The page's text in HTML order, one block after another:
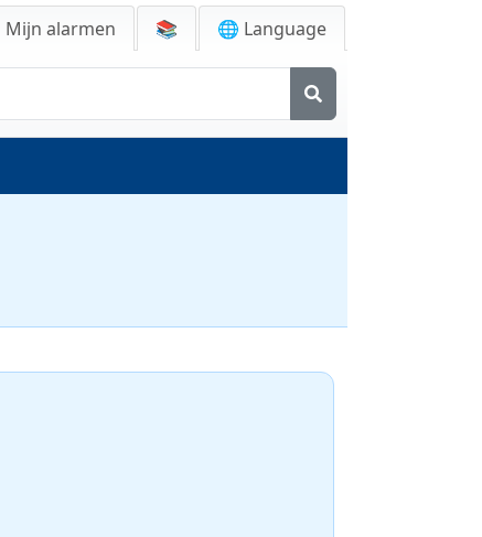
Mijn alarmen 📚 🌐 Language